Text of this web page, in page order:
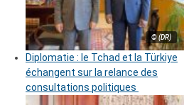
© (DR)
Diplomatie : le Tchad et la Türkiye
échangent sur la relance des
consultations politiques